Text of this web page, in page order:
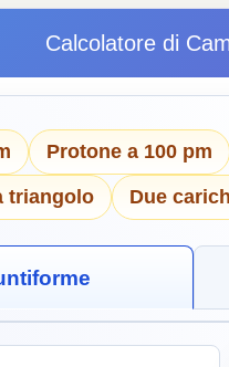
Calcolatore di
Protone a 100 pm
triangolo Due